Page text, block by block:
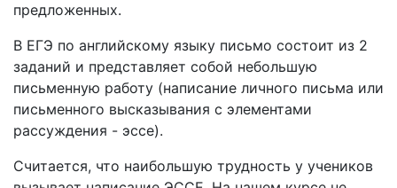
предложенных.
В ЕГЭ по английскому языку письмо состоит из 2
заданий и представляет собой небольшую
письменную работу (написание личного письма или
письменного высказывания с элементами
рассуждения - эссе).
Считается, что наибольшую трудность у учеников